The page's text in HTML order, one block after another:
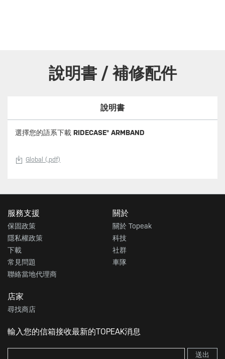
說明書 / 補修配件
說明書
選擇您的語系下載 RIDECASE® ARMBAND
Global (.pdf)
服務支援
保固政策
隱私權政策
下載
常見問題
聯絡當地代理商
關於
關於 Topeak
科技
社群
車隊
店家
尋找商店
輸入您的信箱接收最新的TOPEAK消息
送出